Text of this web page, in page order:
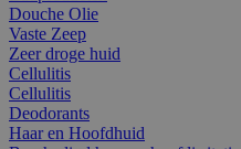
Douche Olie
Vaste Zeep
Zeer droge huid
Cellulitis
Cellulitis
Deodorants
Haar en Hoofdhuid